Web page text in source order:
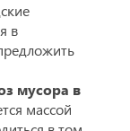
в
мусора в
массой